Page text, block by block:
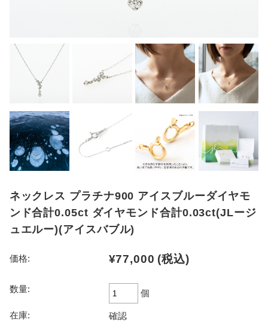
ネックレス プラチナ900 アイスブルーダイヤモ
ンド合計0.05ct ダイヤモンド合計0.03ct(JLージ
ュエルー)(アイスバブル)
価格: ¥77,000 (税込)
数量: 個
在庫: 確認